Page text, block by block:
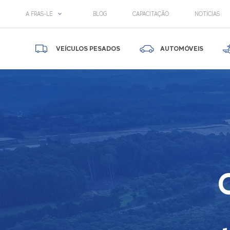
A FRAS-LE BLOG CAPACITAÇÃO NOTÍCIAS
VEÍCULOS PESADOS AUTOMÓVEIS